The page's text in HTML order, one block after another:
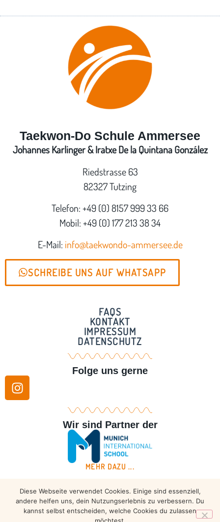
Taekwon-Do Schule Ammersee
Johannes Karlinger & Iratxe De la Quintana González
Riedstrasse 63
82327 Tutzing
Telefon: +49 (0) 8157 999 33 66
Mobil: +49 (0) 177 213 38 34
E-Mail: info@taekwondo-ammersee.de
SCHREIBE UNS AUF WHATSAPP
FAQS
KONTAKT
IMPRESSUM
DATENSCHUTZ
Folge uns gerne
Wir sind Partner der
MEHR DAZU ...
Copyright © 2026 – Taekwondo Ammersee | All rights
reserved.
Diese Webseite verwendet Cookies. Einige sind essenziell,
andere helfen uns, dein Nutzungserlebnis zu verbessern. Du
kannst selbst entscheiden, welche Cookies du zulassen